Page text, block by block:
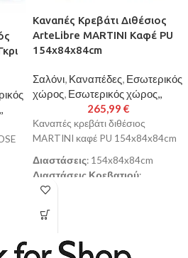
:
Καναπές Κρεβάτι Διθέσιος
ArteLibre MARTINI Καφέ PU
154x84x84cm
Σαλόνι, Καναπέδες, Εσωτερικός
χώρος, Εσωτερικός χώρος,,
265,99 €
Καναπές κρεβάτι διθέσιος
MARTINI καφέ PU 154x84x84cm
Διαστάσεις: 154x84x84cm
Διαστάσεις Κρεβατιού:
130x110cm
clic-clac
Χώρου: 122x64cm (Συνολικά και